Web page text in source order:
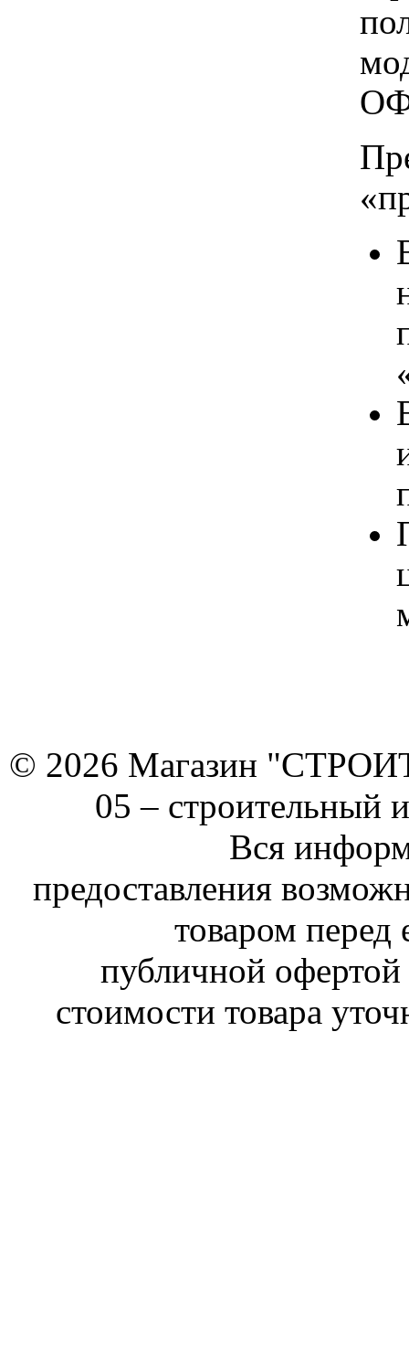
© 2026 Магазин
05 – строительный
Вся
предоставления
товаром перед
публичной
стоимости товара